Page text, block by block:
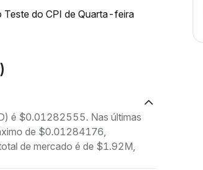
Teste do CPI de Quarta-feira
é $0.01282555. Nas últimas
de $0.01284176,
de mercado é de $1.92M,